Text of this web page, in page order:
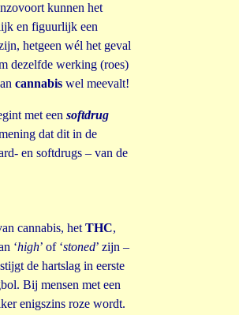
kunnen het
en figuurlijk een
hetgeen wél het geval
dezelfde werking (roes)
cannabis wel meevalt!
met een softdrug
dat dit in de
en softdrugs – van de
cannabis, het THC,
‘high’ of ‘stoned’ zijn –
stijgt de hartslag in eerste
Bij mensen met een
enigszins roze wordt.